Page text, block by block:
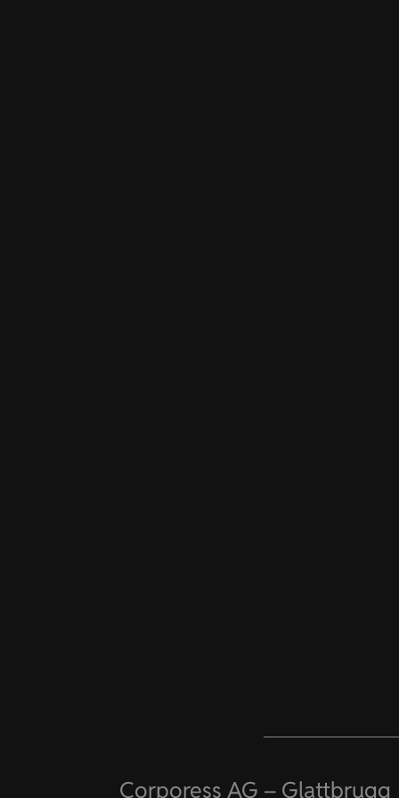
Corporess AG – Glattbrugg